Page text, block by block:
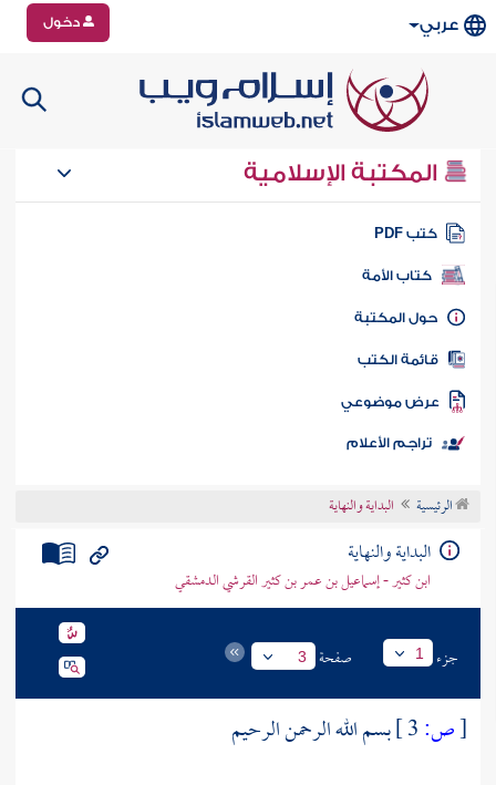
عربي دخول
المكتبة الإسلامية
كتب PDF
كتاب الأمة
المكتبة
الكتب
موضوعي
تراجم الأعلام
الرئيسية البداية والنهاية
البداية والنهاية
ابن كثير - إسماعيل بن عمر بن كثير القرشي الدمشقي
جزء 1 صفحة 3
[ص:
بسم الله الرحمن الرحيم